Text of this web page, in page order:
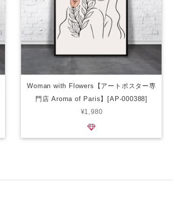
Woman with Flowers【アートポスター専
門店 Aroma of Paris】[AP-000388]
¥1,980